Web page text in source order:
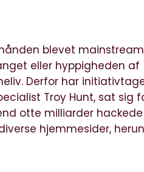
blevet
eller hyppigheden af
Derfor har
Troy Hunt, sat sig
otte milliarder hackede
hjemmesider,